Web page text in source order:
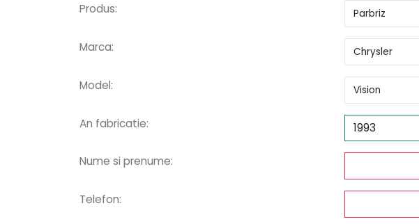
Produs:
Marca:
Model:
An fabricatie:
Nume si prenume:
Telefon: